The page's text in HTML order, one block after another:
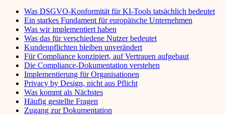
Was DSGVO-Konformität für KI-Tools tatsächlich bedeutet
Ein starkes Fundament für europäische Unternehmen
Was wir implementiert haben
Was das für verschiedene Nutzer bedeutet
Kundenpflichten bleiben unverändert
Für Compliance konzipiert, auf Vertrauen aufgebaut
Die Compliance-Dokumentation verstehen
Implementierung für Organisationen
Privacy by Design, nicht aus Pflicht
Was kommt als Nächstes
Häufig gestellte Fragen
Zugang zur Dokumentation